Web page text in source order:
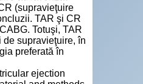
(supravieţuire
TAR şi CR
Totuşi, TAR
de supravieţuire, în
preferată în
ejection